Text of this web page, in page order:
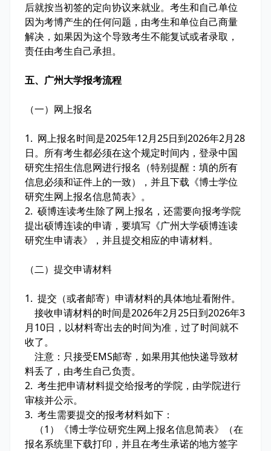
后就按当初签的定向协议来就业。考生和自己单位
因为考博产生的任何问题，由考生和单位自己商量
解决，如果因为这个导致考生不能复试或者录取，
责任由考生自己承担。
五、广州大学报考流程
（一）网上报名
1. 网上报名时间是2025年12月25日到2026年2月28
日。所有考生都必须在这个规定时间内，登录中国
研究生招生信息网进行报名（特别提醒：填的所有
信息必须和证件上的一致），并且下载《博士学位
研究生网上报名信息简表》。
2. 硕博连读考生除了网上报名，还需要向报考学院
提出硕博连读的申请，要填写《广州大学硕博连读
研究生申请表》，并且提交相应的申请材料。
（二）提交申请材料
1. 提交（或者邮寄）申请材料的具体地址看附件。
接收申请材料的时间是2026年2月25日到2026年3
月10日，以材料寄出去的时间为准，过了时间就不
收了。
注意：只接受EMS邮寄，如果用其他快递导致材
料丢了，由考生自己负责。
2. 考生把申请材料提交给报考的学院，由学院进行
审核并公示。
3. 考生需要提交的报考材料如下：
（1）《博士学位研究生网上报名信息简表》（在
报名系统里下载打印，并且在考生承诺的地方签字